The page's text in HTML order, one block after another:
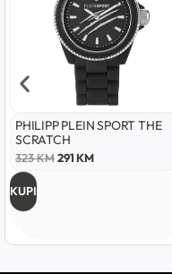
PHILIPP PLEIN SPORT THE
SCRATCH
323KM291KM
KUPI